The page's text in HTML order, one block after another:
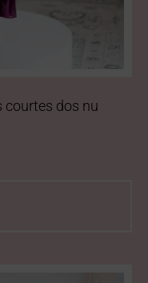
courtes dos nu